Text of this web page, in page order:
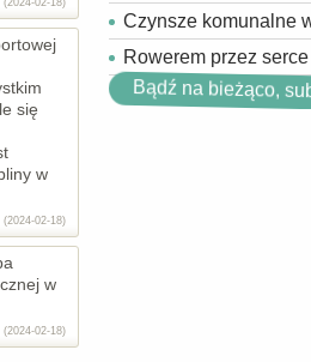
(2024-02-18)
się
w
(2024-02-18)
w
(2024-02-18)
Czynsze komunalne
Rowerem przez serce
Bądź na bieżąco,